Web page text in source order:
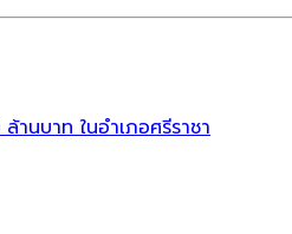
านบาท ในอำเภอศรีราชา